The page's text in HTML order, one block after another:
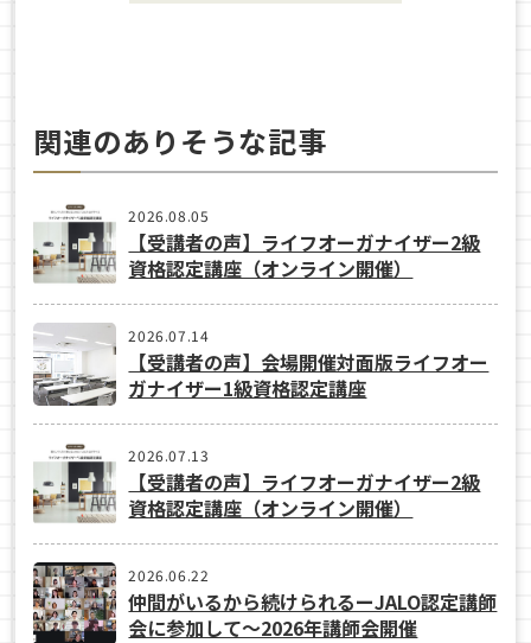
関連のありそうな記事
2026.08.05
【受講者の声】ライフオーガナイザー2級
資格認定講座（オンライン開催）
2026.07.14
【受講者の声】会場開催対面版ライフオー
ガナイザー1級資格認定講座
2026.07.13
【受講者の声】ライフオーガナイザー2級
資格認定講座（オンライン開催）
2026.06.22
仲間がいるから続けられるーJALO認定講師
会に参加して～2026年講師会開催